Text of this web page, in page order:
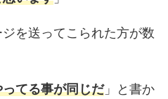
を送ってこられた方が数
てる事が同じだ」と書か